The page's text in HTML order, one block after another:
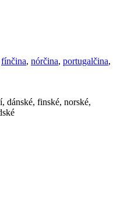
fínčina, nórčina, portugalčina,
dánské, finské, norské,